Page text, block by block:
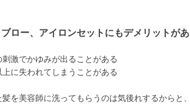
ロー、アイロンセットにもデメリットがあ
刺激でかゆみが出ることがある
上に失われてしまうことがある
を美容師に洗ってもらうのは気後れするからと